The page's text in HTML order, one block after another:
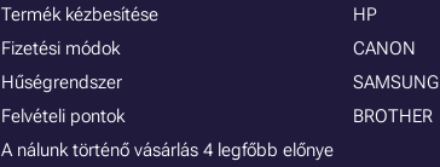
Termék kézbesítése
Fizetési módok
Hűségrendszer
Felvételi pontok
A nálunk történő vásárlás 4 legfőbb előnye
HP
CANON
SAMSUNG
BROTHER